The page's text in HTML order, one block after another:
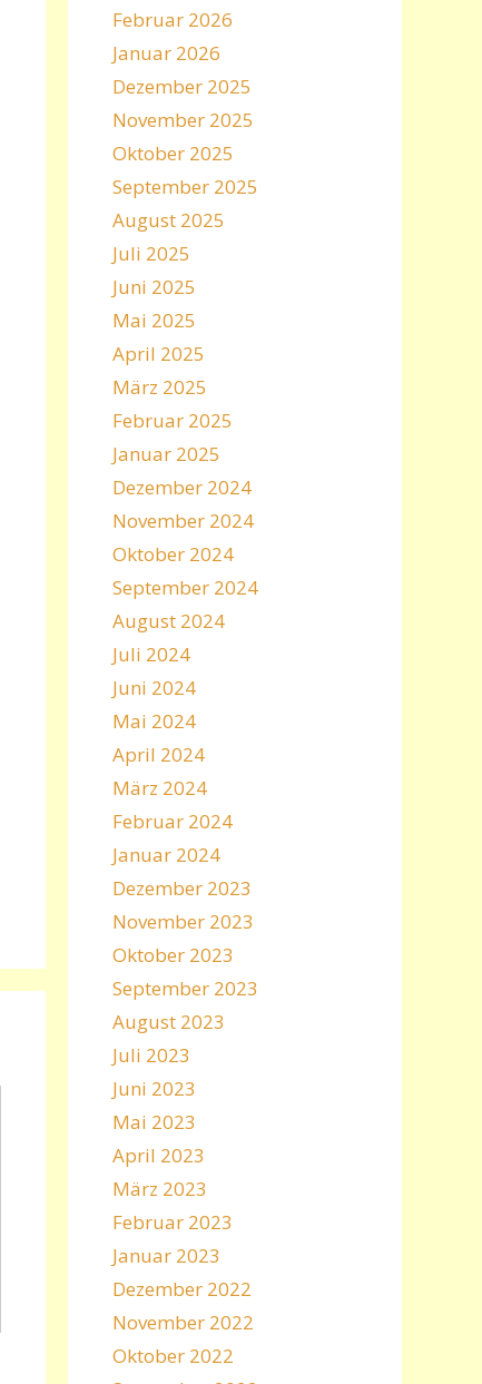
Februar 2026
Januar 2026
Dezember 2025
November 2025
Oktober 2025
September 2025
August 2025
Juli 2025
Juni 2025
Mai 2025
April 2025
März 2025
Februar 2025
Januar 2025
Dezember 2024
November 2024
Oktober 2024
September 2024
August 2024
Juli 2024
Juni 2024
Mai 2024
April 2024
März 2024
Februar 2024
Januar 2024
Dezember 2023
November 2023
Oktober 2023
September 2023
August 2023
Juli 2023
Juni 2023
Mai 2023
April 2023
März 2023
Februar 2023
Januar 2023
Dezember 2022
November 2022
Oktober 2022